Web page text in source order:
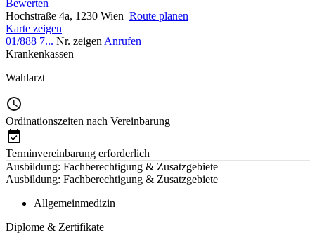
Bewerten
Hochstraße 4a, 1230 Wien Route planen
Karte zeigen
01/888 7... Nr. zeigen Anrufen
Krankenkassen
Wahlarzt
Ordinationszeiten nach Vereinbarung
Terminvereinbarung erforderlich
Ausbildung: Fachberechtigung & Zusatzgebiete
Ausbildung: Fachberechtigung & Zusatzgebiete
Allgemeinmedizin
Diplome & Zertifikate